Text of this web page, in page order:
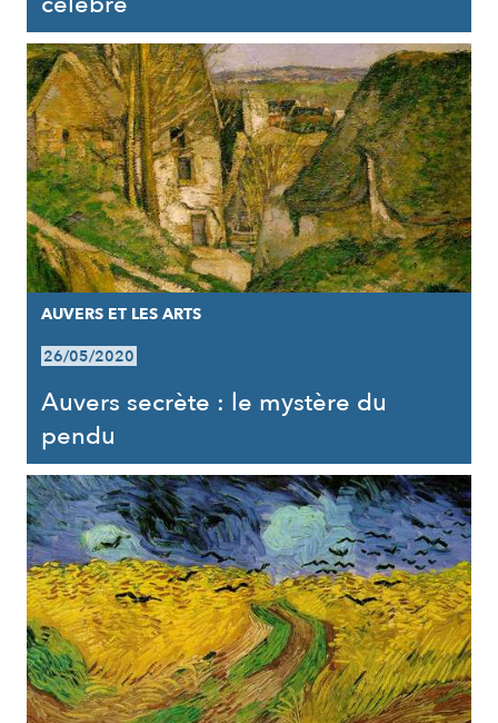
AUVERS ET LES ARTS
26/05/2020
Auvers secrète : le mystère du
pendu